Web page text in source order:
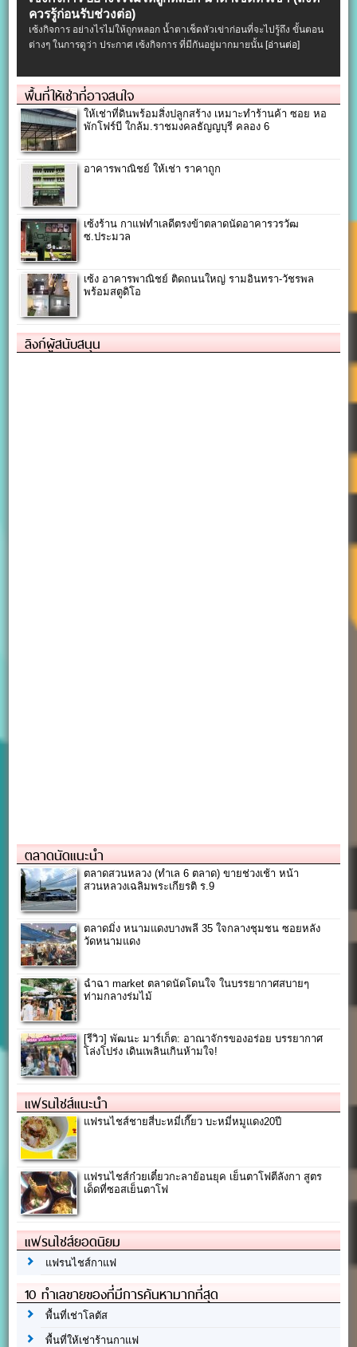
ควรรู้ก่อนรับช่วงต่อ)
เซ้งกิจการ อย่างไรไม่ให้ถูกหลอก น้ำตาเช็ดหัวเข่าก่อนที่จะไปรู้ถึง ขั้นตอน
ต่างๆ ในการดูว่า ประกาศ เซ้งกิจการ ที่มีกันอยู่มากมายนั้น[อ่านต่อ]
พื้นที่ให้เช่าที่อาจสนใจ
ให้เช่าที่ดินพร้อมสิ่งปลูกสร้าง เหมาะทำร้านค้า ซอย หอ
พักโฟร์บี ใกล้ม.ราชมงคลธัญญบุรี คลอง 6
อาคารพาณิชย์ ให้เช่า ราคาถูก
เซ้งร้าน กาแฟทำเลดีตรงข้าตลาดนัดอาคารวรวัฒ
ซ.ประมวล
เซ้ง อาคารพาณิชย์ ติดถนนใหญ่ รามอินทรา-วัชรพล
พร้อมสตูดิโอ
ลิงก์ผู้สนับสนุน
ตลาดนัดแนะนำ
ตลาดสวนหลวง (ทำเล 6 ตลาด) ขายช่วงเช้า หน้า
สวนหลวงเฉลิมพระเกียรติ ร.9
ตลาดมิ่ง หนามแดงบางพลี 35 ใจกลางชุมชน ซอยหลัง
วัดหนามแดง
ฉำฉา market ตลาดนัดโดนใจ ในบรรยากาศสบายๆ
ท่ามกลางร่มไม้
[รีวิว] พัฒนะ มาร์เก็ต: อาณาจักรของอร่อย บรรยากาศ
โล่งโปร่ง เดินเพลินเกินห้ามใจ!
แฟรนไชส์แนะนำ
แฟรนไชส์ชายสี่บะหมี่เกี๊ยว บะหมี่หมูแดง20ปี
แฟรนไชส์ก๋วยเตี๋ยวกะลาย้อนยุค เย็นตาโฟตีลังกา สูตร
เด็ดที่ซอสเย็นตาโฟ
แฟรนไชส์ยอดนิยม
แฟรนไชส์กาแฟ
10 ทำเลขายของที่มีการค้นหามากที่สุด
พื้นที่เช่าโลตัส
พื้นที่ให้เช่าร้านกาแฟ